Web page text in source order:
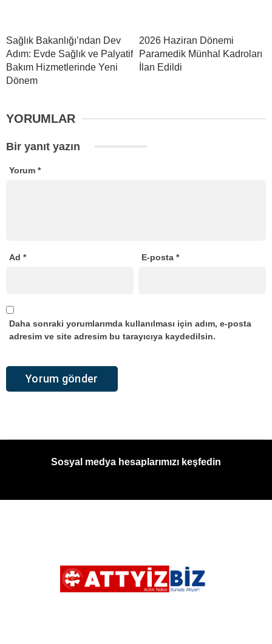
Sağlık Bakanlığı’ndan Dev
Adım: Evde Sağlık ve Palyatif
Bakım Hizmetlerinde Yeni
Dönem
2026 Haziran Dönemi
Paramedik Münhal Kadroları
İlan Edildi
YORUMLAR
Bir yanıt yazın
Yorum *
Ad * E-posta*
Daha sonraki yorumlarımda kullanılması için adım, e-posta
adresim ve site adresim bu tarayıcıya kaydedilsin.
Sosyal medya hesaplarımızı keşfedin